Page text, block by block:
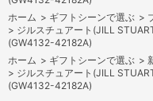
ホーム > ギフトシーンで選ぶ >
> ジルスチュアート(JILL
(GW4132-42182A)
ホーム > ギフトシーンで選ぶ >
> ジルスチュアート(JILL
(GW4132-42182A)